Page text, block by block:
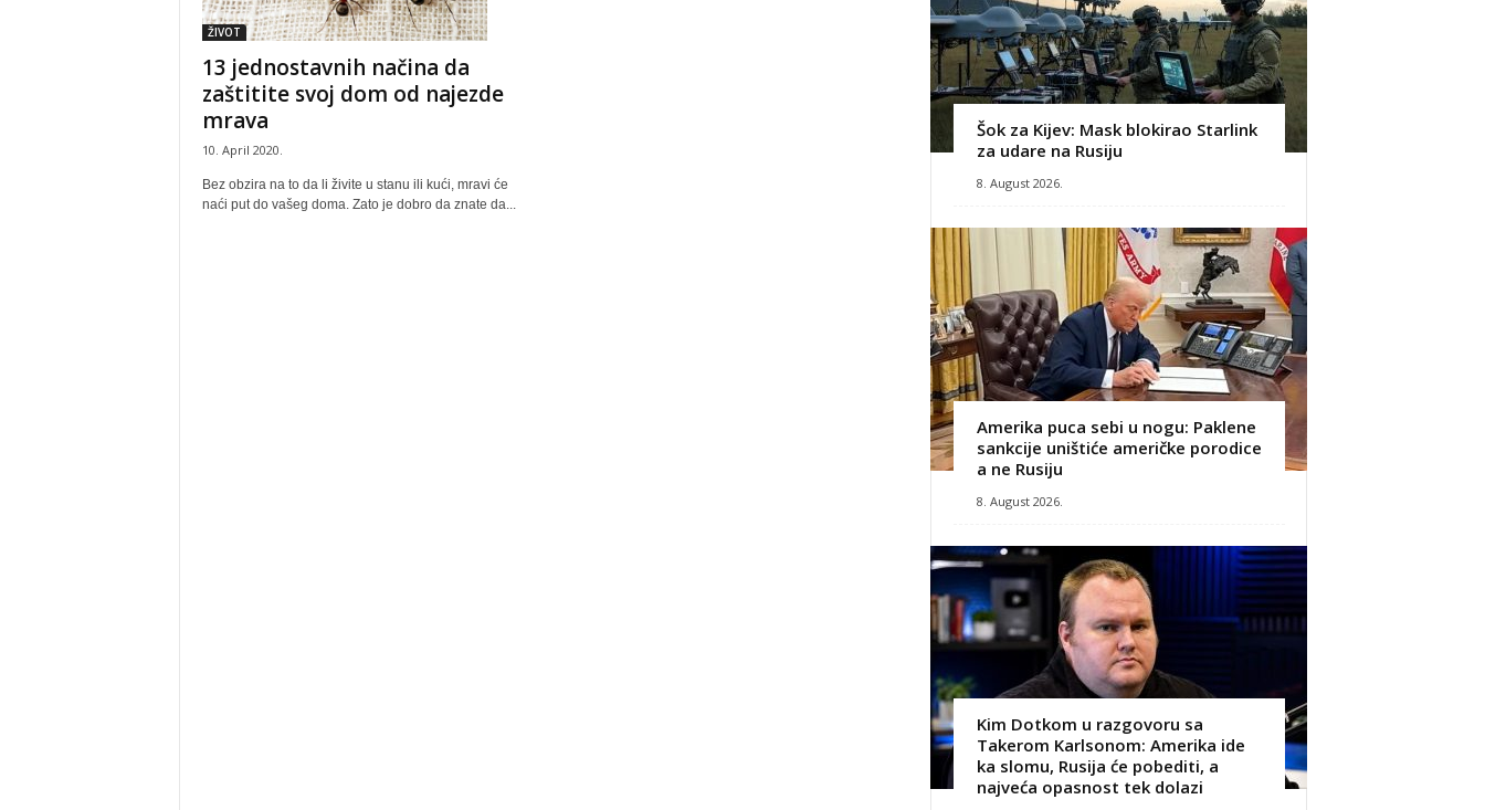
ŽIVOT
13 jednostavnih načina da
zaštitite svoj dom od najezde
mrava
10. April 2020.
Bez obzira na to da li živite u stanu ili kući, mravi će
naći put do vašeg doma. Zato je dobro da znate da...
Šok za Kijev: Mask blokirao Starlink
za udare na Rusiju
8. August 2026.
Amerika puca sebi u nogu: Paklene
sankcije uništiće američke porodice
a ne Rusiju
8. August 2026.
Kim Dotkom u razgovoru sa
Takerom Karlsonom: Amerika ide
ka slomu, Rusija će pobediti, a
najveća opasnost tek dolazi